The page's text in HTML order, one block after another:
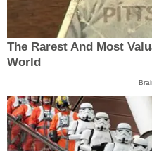
The Rarest And Most
World